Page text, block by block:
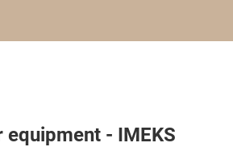
equipment - IMEKS